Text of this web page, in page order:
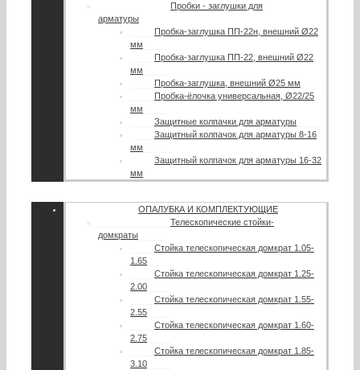
Пробки - заглушки для
арматуры
Пробка-заглушка ПП-22н, внешний Ø22
мм
Пробка-заглушка ПП-22, внешний Ø22
мм
Пробка-заглушка, внешний Ø25 мм
Пробка-ёлочка универсальная, Ø22/25
мм
Защитные колпачки для арматуры
Защитный колпачок для арматуры 8-16
мм
Защитный колпачок для арматуры 16-32
мм
ОПАЛУБКА И КОМПЛЕКТУЮЩИЕ
Телескопические стойки-
домкраты
Стойка телескопическая домкрат 1.05-
1.65
Стойка телескопическая домкрат 1.25-
2.00
Стойка телескопическая домкрат 1.55-
2.55
Стойка телескопическая домкрат 1.60-
2.75
Стойка телескопическая домкрат 1.85-
3.10